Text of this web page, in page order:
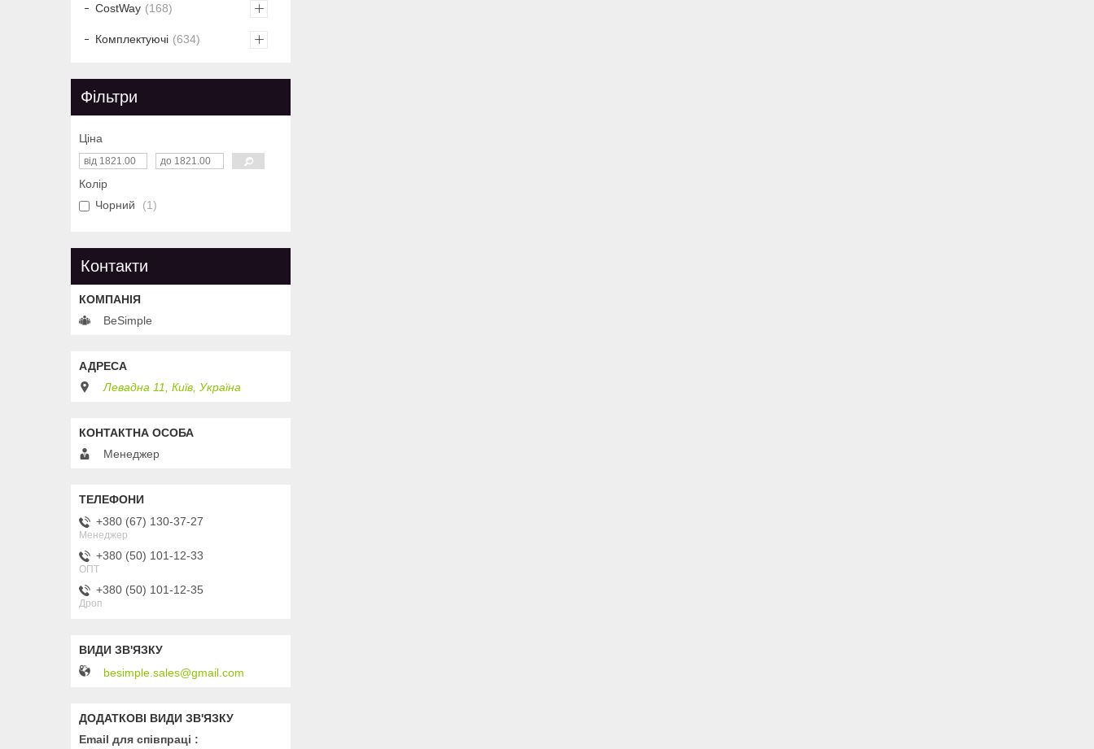
CostWay 168
Комплектуючі 634
Фільтри
Ціна
Колір
Чорний
1
Контакти
BeSimple
Левадна 11, Київ, Україна
Менеджер
+380 (67) 130-37-27
Менеджер
+380 (50) 101-12-33
ОПТ
+380 (50) 101-12-35
Дроп
besimple.sales@gmail.com
Email для співпраці